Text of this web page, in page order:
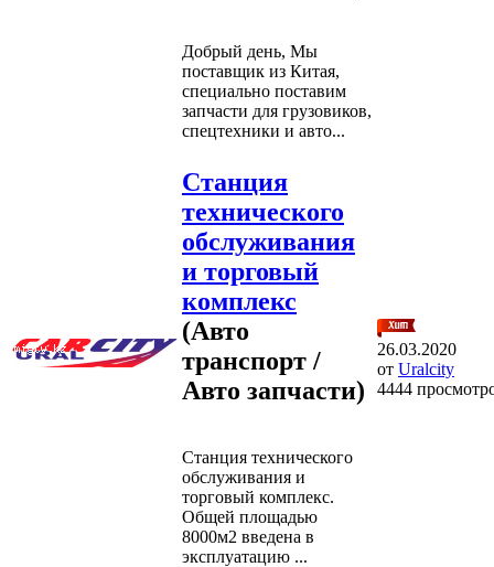
Добрый день, Мы
поставщик из Китая,
специально поставим
запчасти для грузовиков,
спецтехники и авто...
Станция
технического
обслуживания
и торговый
комплекс
(Авто
транспорт /
Авто запчасти)
Станция технического
обслуживания и
торговый комплекс.
Общей площадью
8000м2 введена в
эксплуатацию ...
26.03.2020
от Uralcity
4444